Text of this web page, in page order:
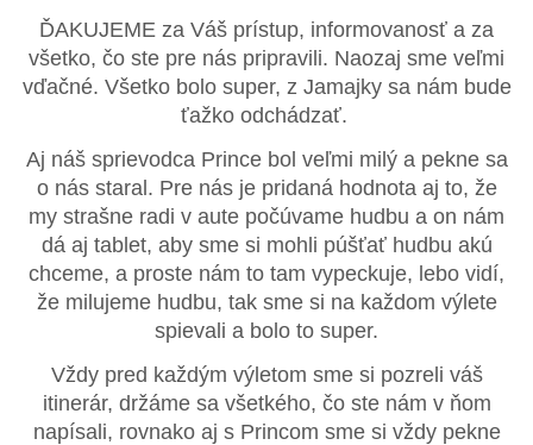
ĎAKUJEME za Váš prístup, informovanosť a za
všetko, čo ste pre nás pripravili. Naozaj sme veľmi
vďačné. Všetko bolo super, z Jamajky sa nám bude
ťažko odchádzať.
Aj náš sprievodca Prince bol veľmi milý a pekne sa
o nás staral. Pre nás je pridaná hodnota aj to, že
my strašne radi v aute počúvame hudbu a on nám
dá aj tablet, aby sme si mohli púšťať hudbu akú
chceme, a proste nám to tam vypeckuje, lebo vidí,
že milujeme hudbu, tak sme si na každom výlete
spievali a bolo to super.
Vždy pred každým výletom sme si pozreli váš
itinerár, držáme sa všetkého, čo ste nám v ňom
napísali, rovnako aj s Princom sme si vždy pekne